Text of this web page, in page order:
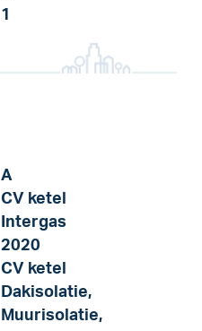
1
A
CV ketel
Intergas
2020
CV ketel
Dakisolatie,
Muurisolatie,